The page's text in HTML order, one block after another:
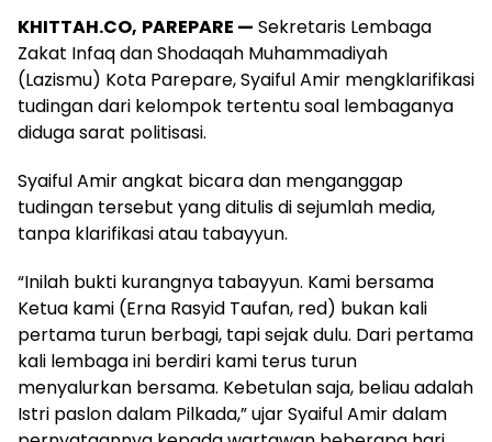
KHITTAH.CO, PAREPARE — Sekretaris Lembaga
Zakat Infaq dan Shodaqah Muhammadiyah
(Lazismu) Kota Parepare, Syaiful Amir mengklarifikasi
tudingan dari kelompok tertentu soal lembaganya
diduga sarat politisasi.
Syaiful Amir angkat bicara dan menganggap
tudingan tersebut yang ditulis di sejumlah media,
tanpa klarifikasi atau tabayyun.
“Inilah bukti kurangnya tabayyun. Kami bersama
Ketua kami (Erna Rasyid Taufan, red) bukan kali
pertama turun berbagi, tapi sejak dulu. Dari pertama
kali lembaga ini berdiri kami terus turun
menyalurkan bersama. Kebetulan saja, beliau adalah
Istri paslon dalam Pilkada,” ujar Syaiful Amir dalam